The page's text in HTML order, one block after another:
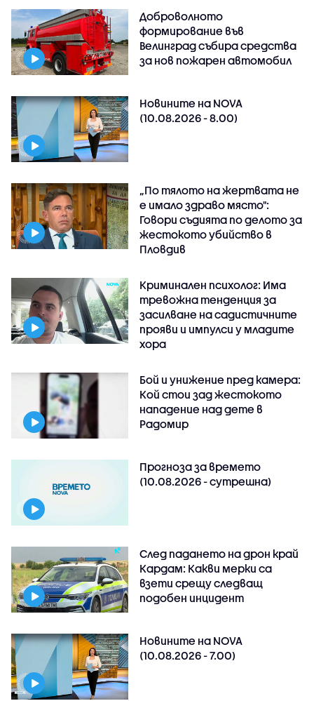
Доброволното
формирование във
Велинград събира средства
за нов пожарен автомобил
Новините на NOVA
(10.08.2026 - 8.00)
„По тялото на жертвата не
е имало здраво място":
Говори съдията по делото за
жестокото убийство в
Пловдив
Криминален психолог: Има
тревожна тенденция за
засилване на садистичните
прояви и импулси у младите
хора
Бой и унижение пред камера:
Кой стои зад жестокото
нападение над дете в
Радомир
Прогноза за времето
(10.08.2026 - сутрешна)
След падането на дрон край
Кардам: Какви мерки са
взети срещу следващ
подобен инцидент
Новините на NOVA
(10.08.2026 - 7.00)